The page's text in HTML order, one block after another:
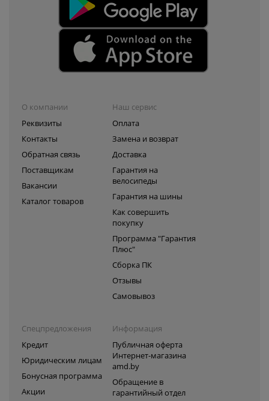
О компании
Реквизиты
Контакты
Обратная связь
Поставщикам
Вакансии
Каталог товаров
Наш сервис
Оплата
Замена и возврат
Доставка
Гарантия на
велосипеды
Гарантия на шины
Как совершить
покупку
Программа "Гарантия
Плюс"
Сборка ПК
Отзывы
Самовывоз
Спецпредложения
Кредит
Юридическим лицам
Бонусная программа
Акции
Информация
Публичная оферта
Интернет-магазина
amd.by
Обращение в
гарантийный отдел